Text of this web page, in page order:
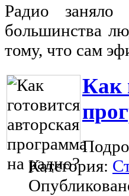
Радио
большинства
тому, что сам
Как
Категория: